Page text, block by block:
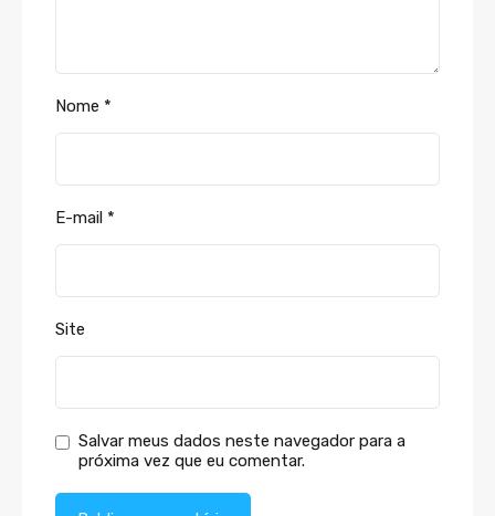
Nome *
E-mail *
Site
Salvar meus dados neste navegador para a
próxima vez que eu comentar.